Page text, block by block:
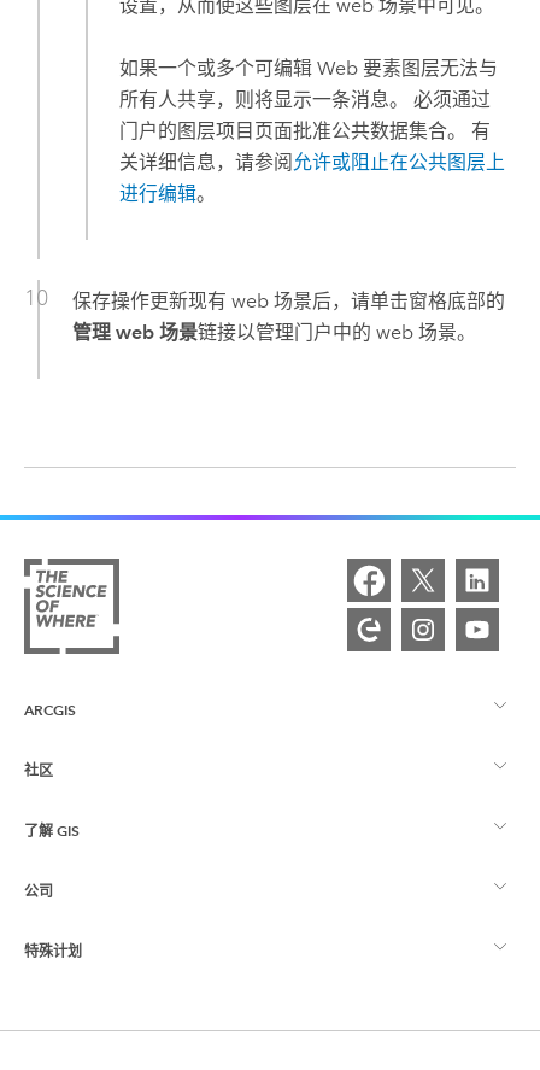
设置，从而使这些图层在 web 场景中可见。
如果一个或多个可编辑 Web 要素图层无法与
所有人共享，则将显示一条消息。 必须通过
门户的图层项目页面批准公共数据集合。 有
关详细信息，请参阅 允许或阻止在公共图层上
进行编辑。
保存操作更新现有 web 场景后，请单击窗格底部的
管理 web 场景链接以管理门户中的 web 场景。
ARCGIS
ArcGIS 概览
制图
社区
Esri 社区
ArcGIS 博客
了解 GIS
什么是 GIS？
位置智能
培训
公司
关于 Esri
特殊计划